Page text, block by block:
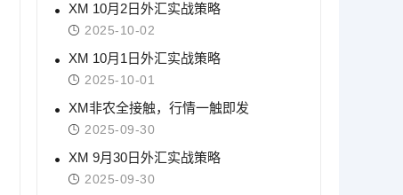
XM 10月2日外汇实战策略
2025-10-02
XM 10月1日外汇实战策略
2025-10-01
XM非农全接触，行情一触即发
2025-09-30
XM 9月30日外汇实战策略
2025-09-30